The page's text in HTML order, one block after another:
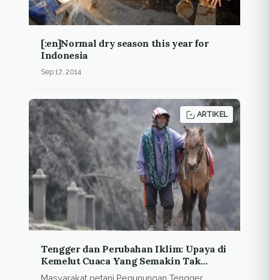
[:en]Normal dry season this year for
Indonesia
Sep 17, 2014
ARTIKEL
Tengger dan Perubahan Iklim: Upaya di
Kemelut Cuaca Yang Semakin Tak
Bersahabat
Masyarakat petani Pegunungan Tengger